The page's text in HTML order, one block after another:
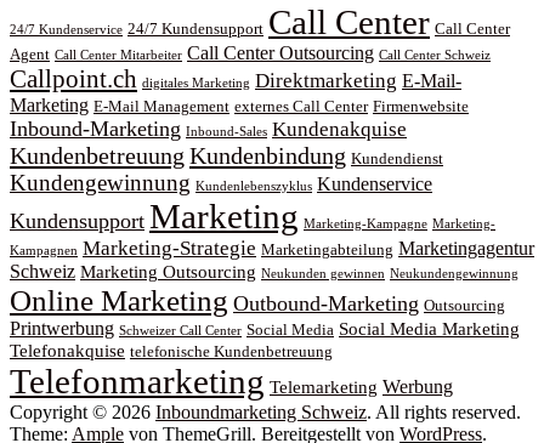
24/7 Kundenservice 24/7 Kundensupport Call Center Call Center
Agent Call Center Mitarbeiter Call Center Outsourcing Call Center Schweiz
Callpoint.ch digitales Marketing Direktmarketing E-Mail-
Marketing E-Mail Management externes Call Center Firmenwebsite
Inbound-Marketing Inbound-Sales Kundenakquise
Kundenbetreuung Kundenbindung Kundendienst
Kundengewinnung Kundenlebenszyklus Kundenservice
Kundensupport Marketing Marketing-Kampagne Marketing-
Kampagnen Marketing-Strategie Marketingabteilung Marketingagentur
Schweiz Marketing Outsourcing Neukunden gewinnen Neukundengewinnung
Online Marketing Outbound-Marketing Outsourcing
Printwerbung Schweizer Call Center Social Media Social Media Marketing
Telefonakquise telefonische Kundenbetreuung
Telefonmarketing Telemarketing Werbung
Copyright © 2026 Inboundmarketing Schweiz. All rights reserved.
Theme: Ample von ThemeGrill. Bereitgestellt von WordPress.